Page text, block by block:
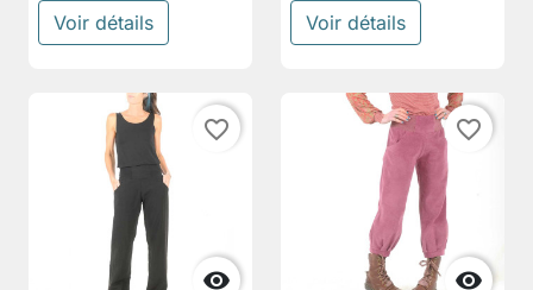
Voir détails Voir détails

favorite_border

favorite_border